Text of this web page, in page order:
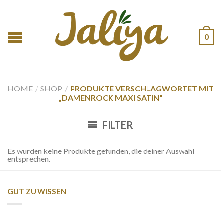
0
HOME / SHOP / PRODUKTE VERSCHLAGWORTET MIT
„DAMENROCK MAXI SATIN“
FILTER
Es wurden keine Produkte gefunden, die deiner Auswahl
entsprechen.
GUT ZU WISSEN